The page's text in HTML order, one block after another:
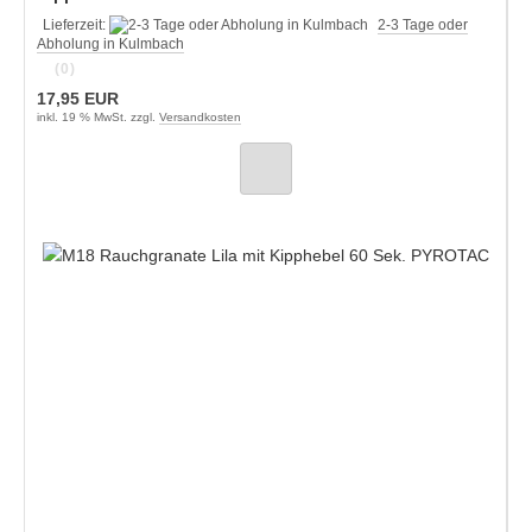
Lieferzeit:
2-3 Tage oder
Abholung in Kulmbach
(0)
17,95 EUR
inkl. 19 % MwSt. zzgl. Versandkosten